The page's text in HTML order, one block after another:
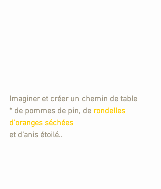
Imaginer et créer un chemin de table
* de pommes de pin, de rondelles
d'oranges séchées
et d'anis étoilé..